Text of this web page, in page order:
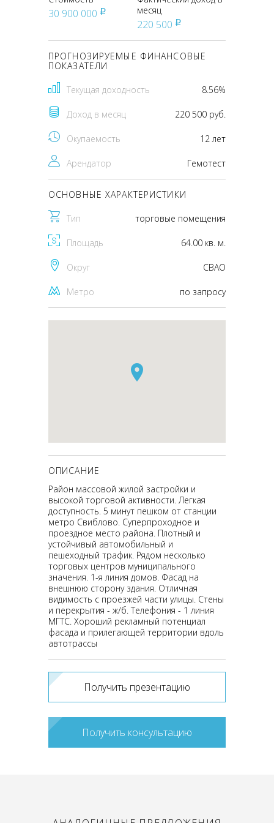
30 900 000 pуб
месяц
220 500 pуб
ПРОГНОЗИРУЕМЫЕ ФИНАНСОВЫЕ
ПОКАЗАТЕЛИ
Текущая доходность 8.56%
Доход в месяц 220 500 руб.
Окупаемость 12 лет
Арендатор Гемотест
ОСНОВНЫЕ ХАРАКТЕРИСТИКИ
Тип торговые помещения
Площадь 64.00 кв. м.
Округ CВАО
Метро по запросу
ОПИСАНИЕ
Район массовой жилой застройки и
высокой торговой активности. Легкая
доступность. 5 минут пешком от станции
метро Свиблово. Суперпроходное и
проездное место района. Плотный и
устойчивый автомобильный и
пешеходный трафик. Рядом несколько
торговых центров муниципального
значения. 1-я линия домов. Фасад на
внешнюю сторону здания. Отличная
видимость с проезжей части улицы. Стены
и перекрытия - ж/б. Телефония - 1 линия
МГТС. Хороший рекламный потенциал
фасада и прилегающей территории вдоль
автотрассы
Получить презентацию
Получить консультацию